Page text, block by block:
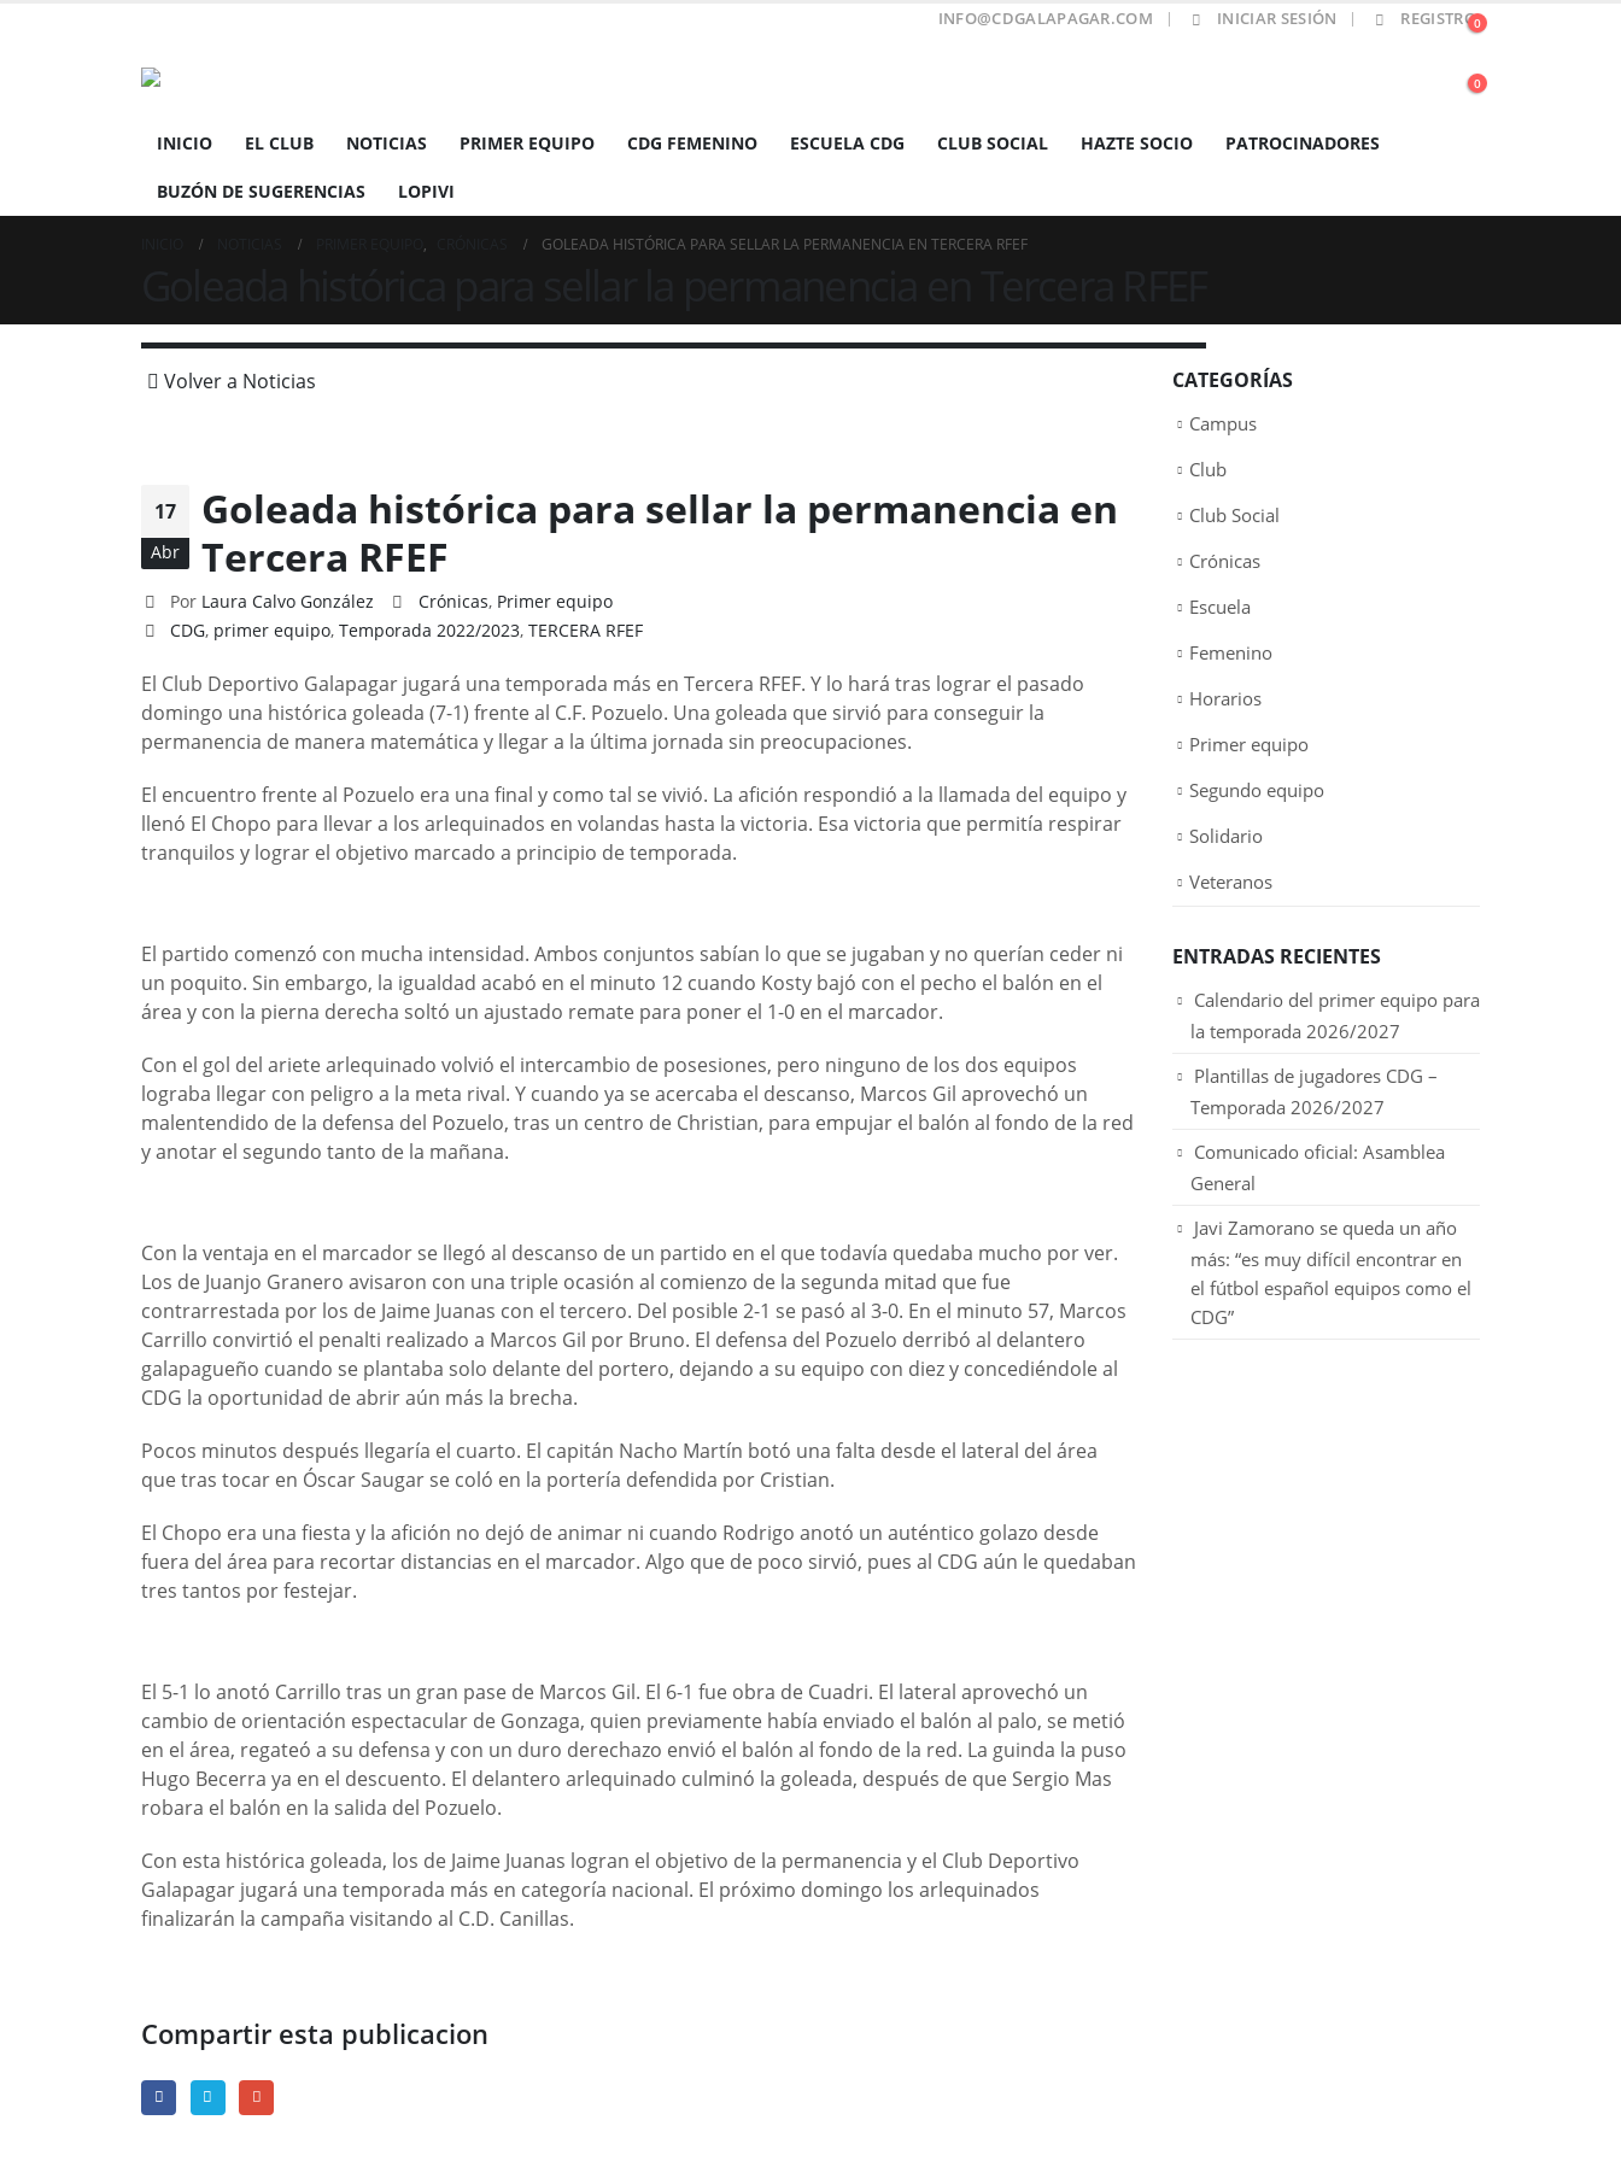
INFO@CDGALAPAGAR.COM INICIAR SESIÓN REGISTRO0
0
INICIO EL CLUB NOTICIAS PRIMER EQUIPO CDG FEMENINO ESCUELA CDG CLUB SOCIAL HAZTE SOCIO PATROCINADORES
BUZÓN DE SUGERENCIAS LOPIVI
, GOLEADA HISTÓRICA PARA SELLAR LA PERMANENCIA EN TERCERA RFEF
Volver a Noticias
17
Abr
Goleada histórica para sellar la permanencia en
Tercera RFEF
Por Laura Calvo González Crónicas, Primer equipo
CDG, primer equipo,Temporada 2022/2023,TERCERA RFEF
El Club Deportivo Galapagar jugará una temporada más en Tercera RFEF. Y lo hará tras lograr el pasado
domingo una histórica goleada (7-1) frente al C.F. Pozuelo. Una goleada que sirvió para conseguir la
permanencia de manera matemática y llegar a la última jornada sin preocupaciones.
El encuentro frente al Pozuelo era una final y como tal se vivió. La afición respondió a la llamada del equipo y
llenó El Chopo para llevar a los arlequinados en volandas hasta la victoria. Esa victoria que permitía respirar
tranquilos y lograr el objetivo marcado a principio de temporada.
El partido comenzó con mucha intensidad. Ambos conjuntos sabían lo que se jugaban y no querían ceder ni
un poquito. Sin embargo, la igualdad acabó en el minuto 12 cuando Kosty bajó con el pecho el balón en el
área y con la pierna derecha soltó un ajustado remate para poner el 1-0 en el marcador.
Con el gol del ariete arlequinado volvió el intercambio de posesiones, pero ninguno de los dos equipos
lograba llegar con peligro a la meta rival. Y cuando ya se acercaba el descanso, Marcos Gil aprovechó un
malentendido de la defensa del Pozuelo, tras un centro de Christian, para empujar el balón al fondo de la red
y anotar el segundo tanto de la mañana.
Con la ventaja en el marcador se llegó al descanso de un partido en el que todavía quedaba mucho por ver.
Los de Juanjo Granero avisaron con una triple ocasión al comienzo de la segunda mitad que fue
contrarrestada por los de Jaime Juanas con el tercero. Del posible 2-1 se pasó al 3-0. En el minuto 57, Marcos
Carrillo convirtió el penalti realizado a Marcos Gil por Bruno. El defensa del Pozuelo derribó al delantero
galapagueño cuando se plantaba solo delante del portero, dejando a su equipo con diez y concediéndole al
CDG la oportunidad de abrir aún más la brecha.
Pocos minutos después llegaría el cuarto. El capitán Nacho Martín botó una falta desde el lateral del área
que tras tocar en Óscar Saugar se coló en la portería defendida por Cristian.
El Chopo era una fiesta y la afición no dejó de animar ni cuando Rodrigo anotó un auténtico golazo desde
fuera del área para recortar distancias en el marcador. Algo que de poco sirvió, pues al CDG aún le quedaban
tres tantos por festejar.
El 5-1 lo anotó Carrillo tras un gran pase de Marcos Gil. El 6-1 fue obra de Cuadri. El lateral aprovechó un
cambio de orientación espectacular de Gonzaga, quien previamente había enviado el balón al palo, se metió
en el área, regateó a su defensa y con un duro derechazo envió el balón al fondo de la red. La guinda la puso
Hugo Becerra ya en el descuento. El delantero arlequinado culminó la goleada, después de que Sergio Mas
robara el balón en la salida del Pozuelo.
Con esta histórica goleada, los de Jaime Juanas logran el objetivo de la permanencia y el Club Deportivo
Galapagar jugará una temporada más en categoría nacional. El próximo domingo los arlequinados
finalizarán la campaña visitando al C.D. Canillas.
Compartir esta publicacion
CATEGORÍAS
Campus
Club
Club Social
Crónicas
Escuela
Femenino
Horarios
Primer equipo
Segundo equipo
Solidario
Veteranos
ENTRADAS RECIENTES
Calendario del primer equipo para
la temporada 2026/2027
Plantillas de jugadores CDG –
Temporada 2026/2027
Comunicado oficial: Asamblea
General
Javi Zamorano se queda un año
más: “es muy difícil encontrar en
el fútbol español equipos como el
CDG”